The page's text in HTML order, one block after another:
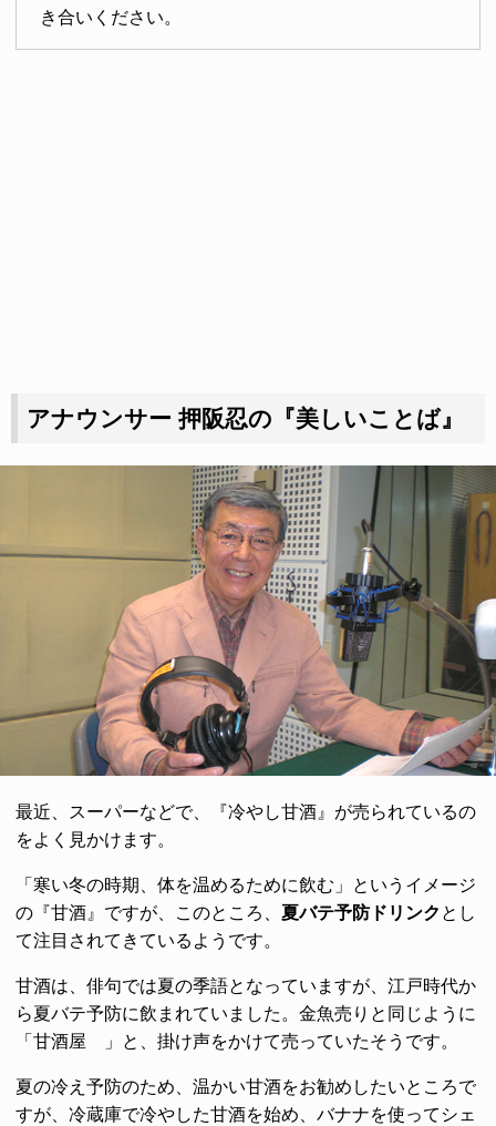
き合いください。
アナウンサー 押阪忍の『美しいことば』
最近、スーパーなどで、『冷やし甘酒』が売られているの
をよく見かけます。
「寒い冬の時期、体を温めるために飲む」というイメージ
の『甘酒』ですが、このところ、 夏バテ予防ドリンク とし
て注目されてきているようです。
甘酒は、俳句では夏の季語となっていますが、江戸時代か
ら夏バテ予防に飲まれていました。金魚売りと同じように
「甘酒屋ゝ」と、掛け声をかけて売っていたそうです。
夏の冷え予防のため、温かい甘酒をお勧めしたいところで
すが、冷蔵庫で冷やした甘酒を始め、バナナを使ってシェ